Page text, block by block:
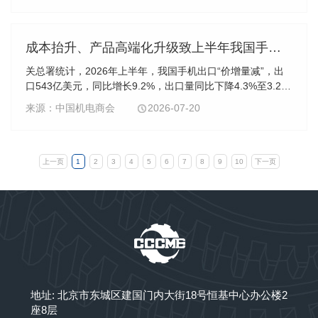
成本抬升、产品高端化升级致上半年我国手机出口“价增量减”
关总署统计，2026年上半年，我国手机出口“价增量减”，出
口543亿美元，同比增长9.2%，出口量同比下降4.3%至3.25
亿部，是2010年以来的半年度最低值。出口单价同比增长
14.1%至167.2美元，是出口额增长的核心支撑。6月当月，
来源：中国机电商会 2026-07-20
上一页 1 2 3 4 5 6 7 8 9 10 下一页
地址: 北京市东城区建国门内大街18号恒基中心办公楼2
座8层